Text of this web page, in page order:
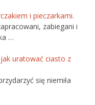
i pieczarkami.
zabiegani i
…
uratować ciasto z
się niemiła